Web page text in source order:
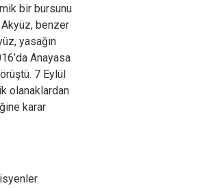
bir bursunu
Akyüz, benzer
yasağın
Anayasa
7 Eylül
olanaklardan
karar